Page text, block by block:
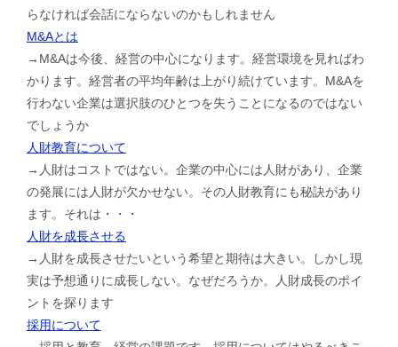
らなければ会話にならないのかもしれません
M&Aとは
→M&Aは今後、経営の中心になります。経営環境を見ればわ
かります。経営者の平均年齢は上がり続けています。M&Aを
行わない企業は選択肢のひとつを失うことになるのではない
でしょうか
人財教育について
→人財はコストではない。企業の中心には人財があり、企業
の発展には人財が欠かせない。その人財教育にも秘訣があり
ます。それは・・・
人財を成長させる
→人財を成長させたいという希望と期待は大きい。しかし現
実は予想通りに成長しない。なぜだろうか。人財成長のポイ
ントを探ります
採用について